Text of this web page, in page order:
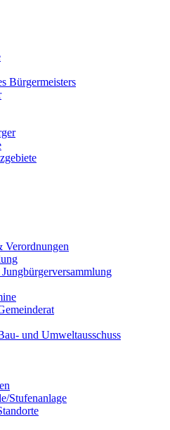
Bürgermeisters
Verordnungen
und Umweltausschuss
Stufenanlage